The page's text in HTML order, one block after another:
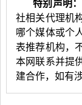
特别声明：
社相关代理机
哪个媒体或个
表推荐机构，
本网联系并提
建合作，如有